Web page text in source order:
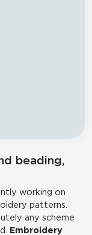
beading,
working on
patterns.
any scheme
Embroidery